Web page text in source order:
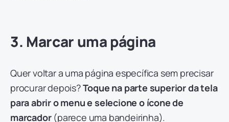
3. Marcar uma página
Quer voltar a uma página específica sem precisar
procurar depois?Toque na parte superior da tela
para abrir o menu e selecione o ícone de
marcador(parece uma bandeirinha).